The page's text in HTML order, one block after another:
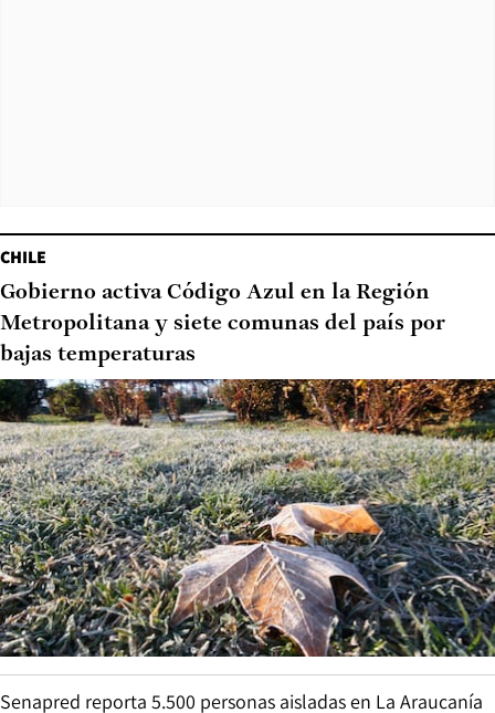
CHILE
Gobierno activa Código Azul en la Región
Metropolitana y siete comunas del país por
bajas temperaturas
Senapred reporta 5.500 personas aisladas en La Araucanía